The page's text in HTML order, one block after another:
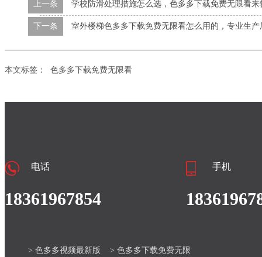
上一条 学校防滑处理措施怎么选，色多多下载免费无限看来
下一条 室外楼梯色多多下载免费无限看怎么用的，专业生
本文标签： 色多多下载免费无限看
电话
18361967854
手机
> 色多多视频最新版 > 色多多下载免费无限